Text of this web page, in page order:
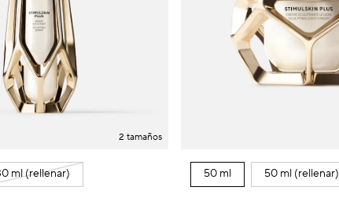
2 tamaños
ml (rellenar) 50 ml 50 ml (rellenar)